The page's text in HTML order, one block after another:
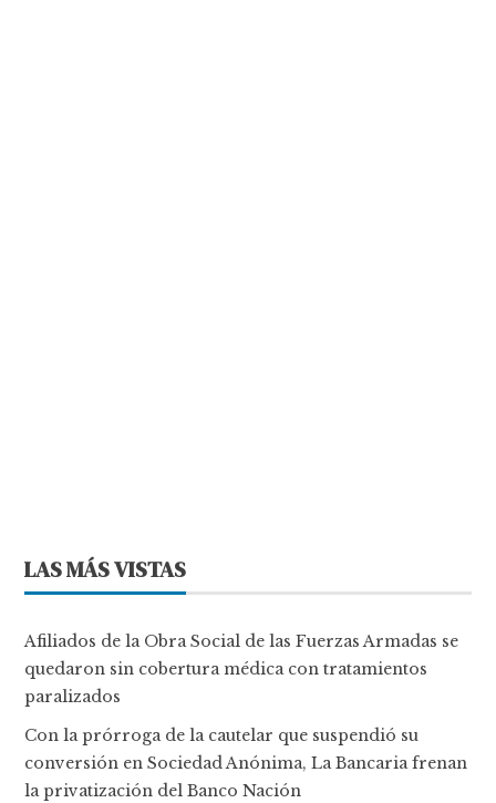
LAS MÁS VISTAS
Afiliados de la Obra Social de las Fuerzas Armadas se
quedaron sin cobertura médica con tratamientos
paralizados
Con la prórroga de la cautelar que suspendió su
conversión en Sociedad Anónima, La Bancaria frenan
la privatización del Banco Nación